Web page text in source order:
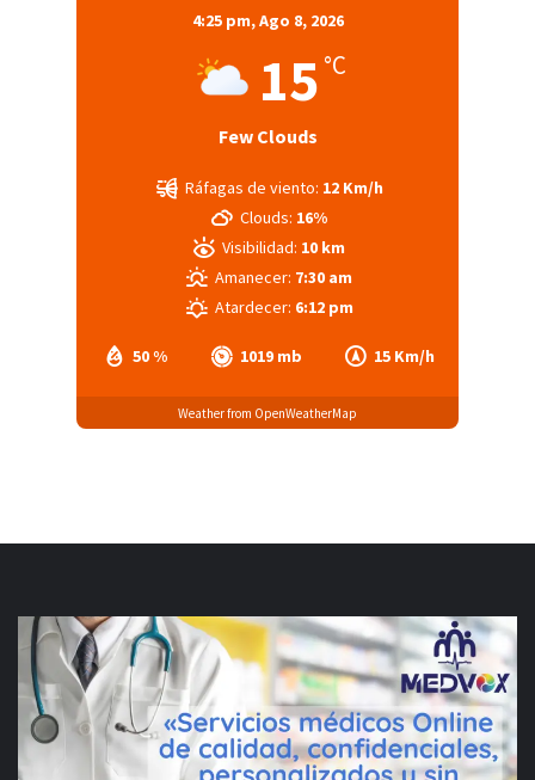
4:25 pm,Ago 8, 2026
15 °C
Few Clouds
50 % 1019 mb 15 Km/h
Ráfagas de viento: 12 Km/h
Clouds: 16%
Visibilidad: 10 km
Amanecer: 7:30 am
Atardecer: 6:12 pm
Weather from OpenWeatherMap